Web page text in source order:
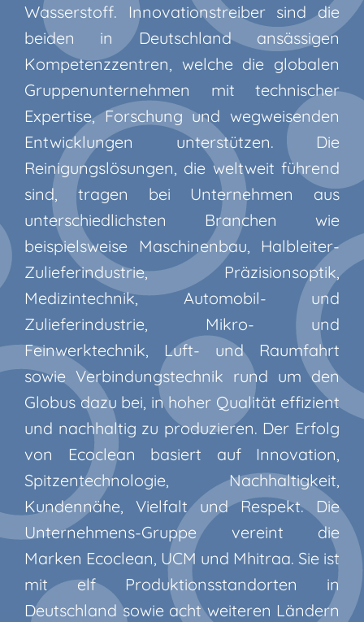
Wasserstoff. Innovationstreiber sind die
beiden in Deutschland ansässigen
Kompetenzzentren, welche die globalen
Gruppenunternehmen mit technischer
Expertise, Forschung und wegweisenden
Entwicklungen unterstützen. Die
Reinigungslösungen, die weltweit führend
sind, tragen bei Unternehmen aus
unterschiedlichsten Branchen wie
beispielsweise Maschinenbau, Halbleiter-
Zulieferindustrie, Präzisionsoptik,
Medizintechnik, Automobil- und
Zulieferindustrie, Mikro- und
Feinwerktechnik, Luft- und Raumfahrt
sowie Verbindungstechnik rund um den
Globus dazu bei, in hoher Qualität effizient
und nachhaltig zu produzieren. Der Erfolg
von Ecoclean basiert auf Innovation,
Spitzentechnologie, Nachhaltigkeit,
Kundennähe, Vielfalt und Respekt. Die
Unternehmens-Gruppe vereint die
Marken Ecoclean, UCM und Mhitraa. Sie ist
mit elf Produktionsstandorten in
Deutschland sowie acht weiteren Ländern